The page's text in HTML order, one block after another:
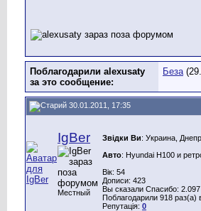
Поблагодарили alexusaty
за это сообщение:
Беза
30.01.2011, 17:35
IgBer
Местный
Звідки Ви: Украина, Днепр
Авто: Hyundai H100 и
Вік: 54
Дописи: 423
Вы сказали Спасибо: 2.097
Поблагодарили 918 раз(а)
Репутація: 0